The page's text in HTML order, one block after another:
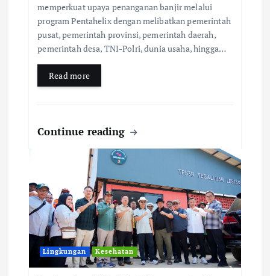
memperkuat upaya penanganan banjir melalui
program Pentahelix dengan melibatkan pemerintah
pusat, pemerintah provinsi, pemerintah daerah,
pemerintah desa, TNI-Polri, dunia usaha, hingga…
Read more
Continue reading
Lingkungan Kesehatan